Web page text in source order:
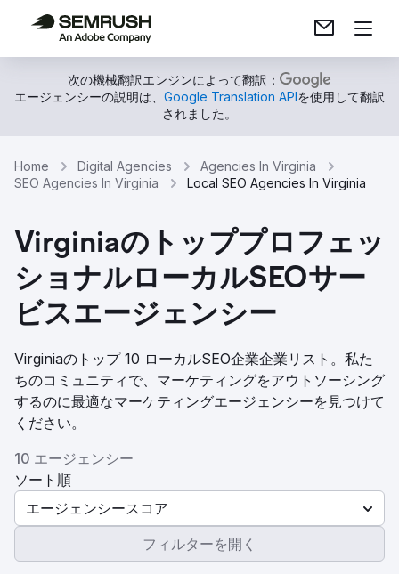
次の機械翻訳エンジンによって翻訳：
エージェンシーの説明は、 Google Translation APIを使用して翻訳
されました。
Home Digital Agencies
Agencies In Virginia
SEO Agencies In Virginia
Local SEO Agencies In Virginia
Virginiaのトッププロフェッ
ショナルローカルSEOサー
ビスエージェンシー
Virginiaのトップ 10 ローカルSEO企業企業リスト。私た
ちのコミュニティで、マーケティングをアウトソーシング
するのに最適なマーケティングエージェンシーを見つけて
ください。
10 エージェンシー
ソート順
エージェンシースコア
フィルターを開く